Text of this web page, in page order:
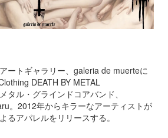
ートギャラリー、galeria de muerteに
DEATH BY METAL
タル・グラインドコアバンド、
。2012年からキラーなアーティストが
るアパレルをリリースする。